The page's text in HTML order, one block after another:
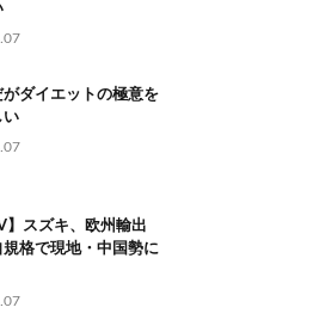
ダイエットの極意を
い
】スズキ、欧州輸出
規格で現地・中国勢に